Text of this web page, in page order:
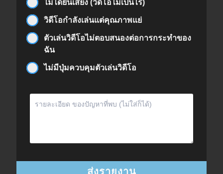
ไม่ได้ยินเสียง (วิดีโอไม่เป็นไร)
วิดีโอกำลังเล่นแต่คุณภาพแย่
ตัวเล่นวิดีโอไม่ตอบสนองต่อการกระทำของ
ฉัน
ไม่มีปุ่มควบคุมตัวเล่นวิดีโอ